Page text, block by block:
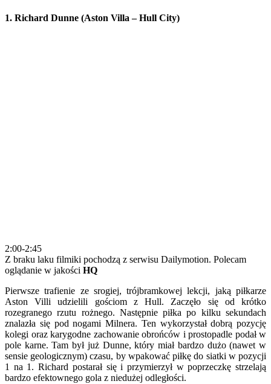
1. Richard Dunne (Aston Villa – Hull City)
2:00-2:45
Z braku laku filmiki pochodzą z serwisu Dailymotion. Polecam
oglądanie w jakości HQ
Pierwsze trafienie ze srogiej, trójbramkowej lekcji, jaką piłkarze
Aston Villi udzielili gościom z Hull. Zaczęło się od krótko
rozegranego rzutu rożnego. Następnie piłka po kilku sekundach
znalazła się pod nogami Milnera. Ten wykorzystał dobrą pozycję
kolegi oraz karygodne zachowanie obrońców i prostopadle podał w
pole karne. Tam był już Dunne, który miał bardzo dużo (nawet w
sensie geologicznym) czasu, by wpakować piłkę do siatki w pozycji
1 na 1. Richard postarał się i przymierzył w poprzeczkę strzelają
bardzo efektownego gola z niedużej odległości.